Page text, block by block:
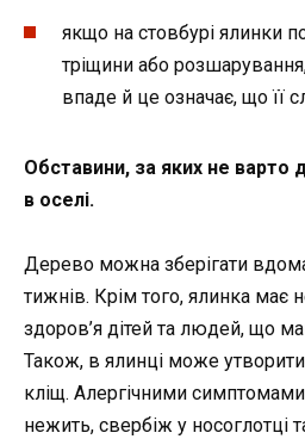
якщо на стовбурі ялинки
тріщини або
впаде й це означає, що її
Обставини, за яких не варто
в оселі.
Дерево можна зберігати
тижнів. Крім того, ялинка має
здоров’я дітей та людей, що
Також, в ялинці може
кліщ. Алергічними
нежить, свербіж у носоглотці